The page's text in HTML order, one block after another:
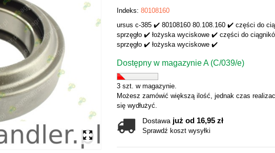
Indeks: 80108160
ursus c-385 ✔️ 80108160 80.108.160 ✔️ części do
sprzęgło ✔️ łożyska wyciskowe ✔️ części do
sprzęgło ✔️ łożyska wyciskowe ✔️
Dostępny w magazynie A (C/039/e)
3 szt. w magazynie.
Możesz zamówić większą ilość, jednak czas
się wydłużyć.
Dostawa już od 16,95 zł
Sprawdź koszt wysyłki